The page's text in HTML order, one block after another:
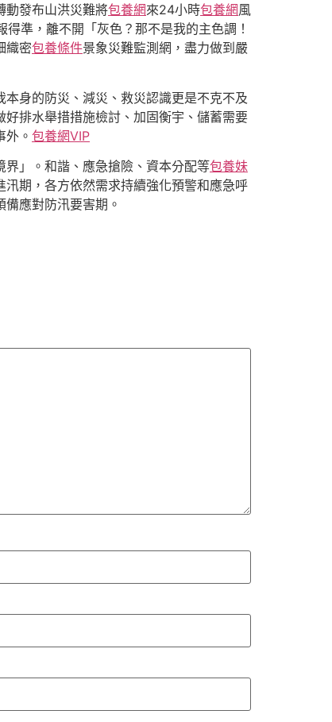
動發布山洪災難將包養網來24小時包養網風
準，離不開「灰色？那不是我的主色調！
織密包養條件景象災難監測網，盡力做到嚴
身的防災、減災、救災認識更是不克不及
排水舉措措施檢討、加固衡宇、儲蓄需要
。 包養網VIP
」。和諧、應急搶險、資本分配等包養妹
期，各方依然需求持續強化預警和應急呼
備應對防汛要害期。